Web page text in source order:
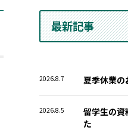
最新記事
2026.8.7 夏季休業の
2026.8.5
留学生の資
た